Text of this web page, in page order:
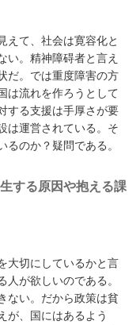
えて、社会は寛容化と
い。精神障碍者と言え
だ。では重度障害の方
は流れを作ろうとして
する支援は手厚さが要
は運営されている。そ
のか？疑問である。
する原因や抱える課
大切にしているかと言
が欲しいのである。
ない。だから政策は貧
が、国にはあるよう